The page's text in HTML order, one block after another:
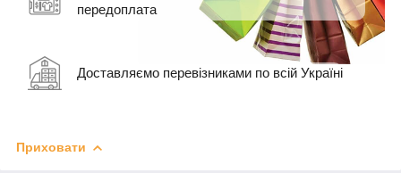
передоплата
Доставляємо перевізниками по всій Україні
Приховати